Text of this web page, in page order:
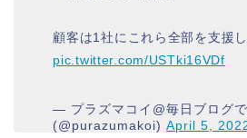
顧客は1社にこれら全部を支援
pic.twitter.com/USTki16VDf
— プラズマコイ@毎日ブログ
(@purazumakoi)April 5,